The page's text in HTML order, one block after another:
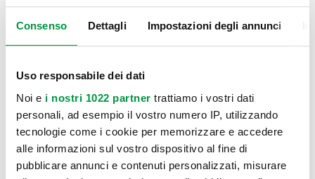
Consenso Dettagli Impostazioni degli annunci
Uso responsabile dei dati
Noi e i nostri 1022 partner trattiamo i vostri dati
personali, ad esempio il vostro numero IP, utilizzando
tecnologie come i cookie per memorizzare e accedere
alle informazioni sul vostro dispositivo al fine di
pubblicare annunci e contenuti personalizzati, misurare